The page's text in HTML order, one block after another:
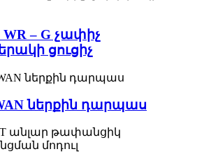
WR – G չափիչ
ցուցիչ
ներքին դարպաս